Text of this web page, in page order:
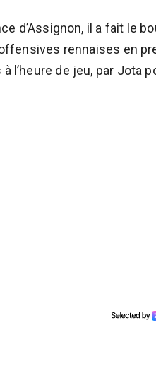
d’Assignon, il a fait le
rennaises en
l’heure de jeu, par Jota